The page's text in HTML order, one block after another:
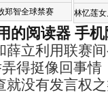
郑智全球禁赛
林忆莲
的阅读器 手
立利用联赛间
弄得挺像回事
就没有发言权